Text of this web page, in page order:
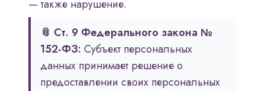
— также нарушение.
📎 Ст. 9 Федерального закона №
152-ФЗ: Субъект персональных
данных принимает решение о
предоставлении своих персональных